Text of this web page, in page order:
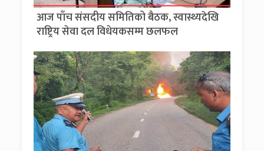
आज पाँच संसदीय समितिको बैठक, स्वास्थ्यदेखि
राष्ट्रिय सेवा दल विधेयकसम्म छलफल